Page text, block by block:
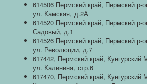
614506 Пермский край, Пермский р-
ул. Камская, д.2А
614520 Пермский край, Пермский р-
Садовый, д.1
614526 Пермский край, Пермский р-
ул. Революции, д.7
617442, Пермский край,
ул. Калинина, стр.6
617470, Пермский край, Кунгурский